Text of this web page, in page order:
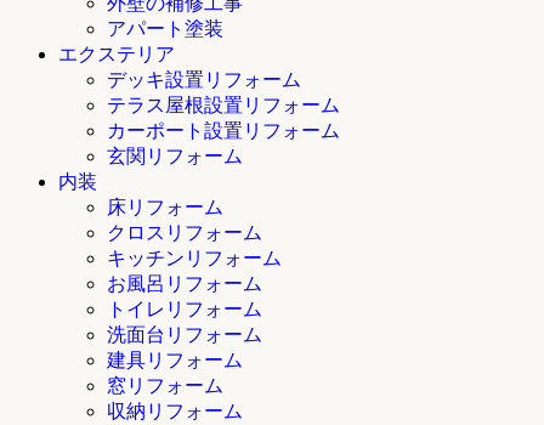
アパート塗装
エクステリア
デッキ設置リフォーム
テラス屋根設置リフォーム
カーポート設置リフォーム
玄関リフォーム
内装
床リフォーム
クロスリフォーム
キッチンリフォーム
お風呂リフォーム
トイレリフォーム
洗面台リフォーム
建具リフォーム
窓リフォーム
収納リフォーム